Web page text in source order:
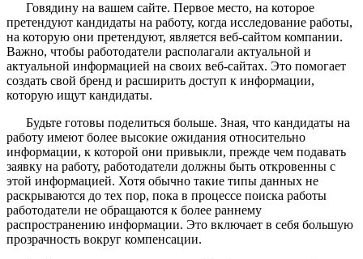
Говядину на вашем сайте. Первое место, на которое
претендуют кандидаты на работу, когда исследование работы,
на которую они претендуют, является веб-сайтом компании.
Важно, чтобы работодатели располагали актуальной и
актуальной информацией на своих веб-сайтах. Это помогает
создать свой бренд и расширить доступ к информации,
которую ищут кандидаты.
Будьте готовы поделиться больше. Зная, что кандидаты на
работу имеют более высокие ожидания относительно
информации, к которой они привыкли, прежде чем подавать
заявку на работу, работодатели должны быть откровенны с
этой информацией. Хотя обычно такие типы данных не
раскрываются до тех пор, пока в процессе поиска работы
работодатели не обращаются к более раннему
распространению информации. Это включает в себя большую
прозрачность вокруг компенсации.